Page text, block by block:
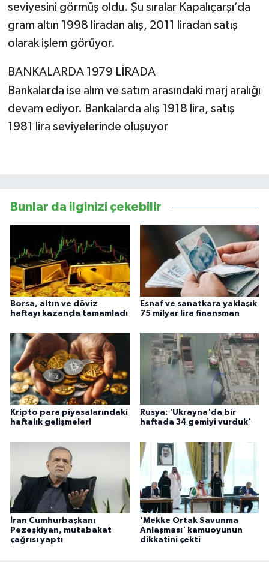
seviyesini görmüş oldu. Şu sıralar Kapalıçarşı’da
gram altın 1998 liradan alış, 2011 liradan satış
olarak işlem görüyor.
BANKALARDA 1979 LİRADA
Bankalarda ise alım ve satım arasındaki marj aralığı
devam ediyor. Bankalarda alış 1918 lira, satış
1981 lira seviyelerinde oluşuyor
Bunlar da ilginizi çekebilir
Borsa, altın ve döviz
haftayı kazançla tamamladı
Esnaf ve sanatkara yaklaşık
75 milyar lira finansman
Kripto para piyasalarındaki
haftalık gelişmeler!
Rusya: 'Ukrayna'da bir
haftada 34 gemiyi vurduk'
İran Cumhurbaşkanı
Pezeşkiyan, mutabakat
çağrısı yaptı
'Mekke Ortak Savunma
Anlaşması' kamuoyunun
dikkatini çekti